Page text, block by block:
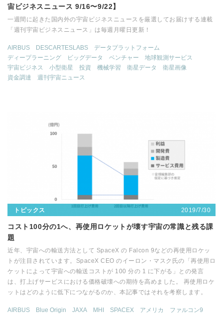
宙ビジネスニュース 9/16〜9/22】
一週間に起きた国内外の宇宙ビジネスニュースを厳選してお届けする連載
「週刊宇宙ビジネスニュース」は毎週月曜日更新！
AIRBUS DESCARTESLABS
データプラットフォーム
ディープラーニング
ビッグデータ ベンチャー
地球観測サービス
宇宙ビジネス
小型衛星 投資 機械学習 衛星データ
衛星画像
資金調達
週刊宇宙ニュース
トピックス 2019/7/30
コスト100分の1へ、再使用ロケットが壊す宇宙の常識と残る課
題
近年、宇宙への輸送方法として SpaceX の Falcon 9などの再使用ロケッ
トが注目されています。SpaceX CEO のイーロン・マスク氏の「再使用ロ
ケットによって宇宙への輸送コストが 100 分の 1 に下がる」との発言
は、打上げサービスにおける価格破壊への期待を高めました。 再使用ロケ
ットはどのように低下につながるのか、本記事ではそれを考察します。
AIRBUS Blue Origin JAXA MHI SPACEX アメリカ
ファルコン9